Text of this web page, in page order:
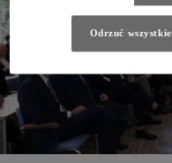
Odrzuć wszystkie